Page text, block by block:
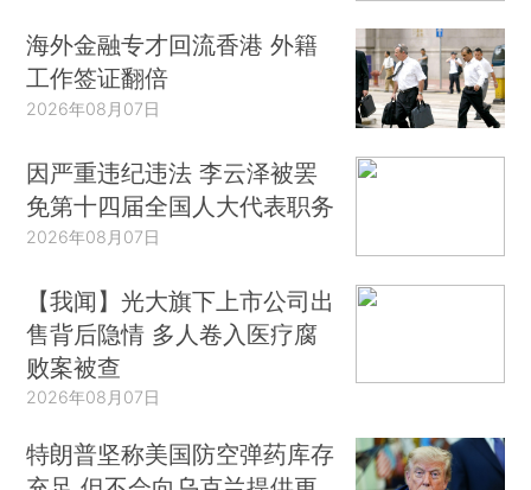
海外金融专才回流香港 外籍
工作签证翻倍
2026年08月07日
因严重违纪违法 李云泽被罢
免第十四届全国人大代表职务
2026年08月07日
【我闻】光大旗下上市公司出
售背后隐情 多人卷入医疗腐
败案被查
2026年08月07日
特朗普坚称美国防空弹药库存